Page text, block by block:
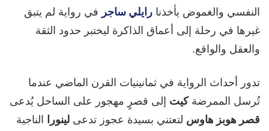
النفسي والغموض يأخذنا رايلي ساجر في رواية لم يتبق
غيرها في رحلة إلى أعماق الذاكرة ليختبر حدود الثقة
والعقل والواقع.
تدور أحداث الرواية في ثمانينيات القرن الماضي عندما
تُرسل الممرضةكيت إلى قصرٍ مهجور على الساحل يُدعى
قصر هوبز هاوس لتعتني بسيدة عجوز تدعى لينورا
الناجية